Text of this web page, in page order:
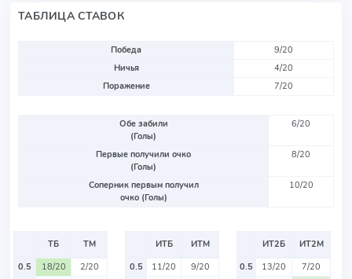
ТАБЛИЦА СТАВОК
Победа
9/20
Ничья
4/20
Поражение
7/20
Обе забили
(Голы)
6/20
Первые получили очко
(Голы)
8/20
Соперник первым получил
очко (Голы)
10/20
ТБ
ТМ
0.5
18/20
2/20
ИТБ
ИТМ
0.5
11/20
9/20
ИТ2Б
ИТ2М
0.5
13/20
7/20